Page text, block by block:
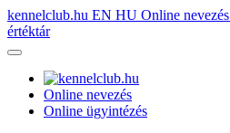
kennelclub.hu EN HU Online nevezés
értéktár
Online nevezés
Online ügyintézés